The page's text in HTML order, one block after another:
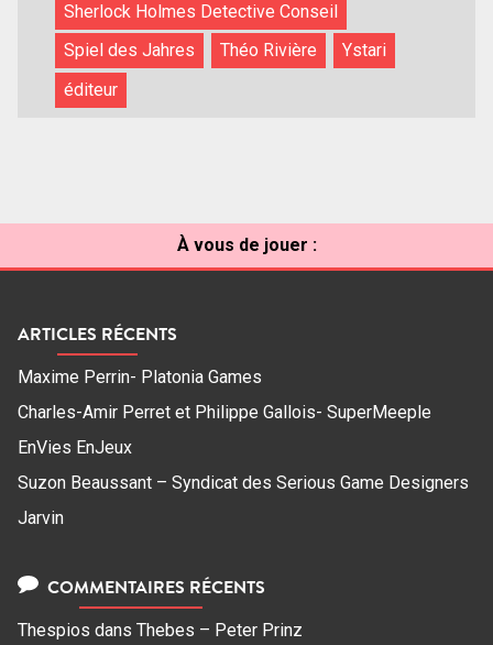
Sherlock Holmes Detective Conseil
Spiel des Jahres
Théo Rivière
Ystari
éditeur
À vous de jouer :
ARTICLES RÉCENTS
Maxime Perrin- Platonia Games
Charles-Amir Perret et Philippe Gallois- SuperMeeple
EnVies EnJeux
Suzon Beaussant – Syndicat des Serious Game Designers
Jarvin
COMMENTAIRES RÉCENTS
Thespios dans Thebes – Peter Prinz